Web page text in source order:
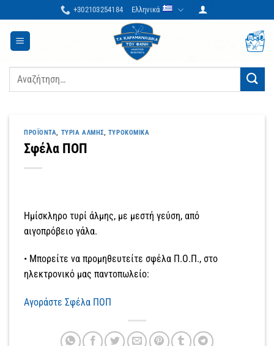
στο
περιεχόμενο
+302103254184 Ελληνικά
Αναζήτηση
ΠΡΟΪΌΝΤΑ, ΤΥΡΙΆ ΆΛΜΗΣ, ΤΥΡΟΚΟΜΙΚΆ
Σφέλα ΠΟΠ
Ημίσκληρο τυρί άλμης, με μεστή γεύση, από
αιγοπρόβειο γάλα.
• Μπορείτε να προμηθευτείτε σφέλα Π.Ο.Π., στο
ηλεκτρονικό μας παντοπωλείο:
Αγοράστε Σφέλα ΠΟΠ